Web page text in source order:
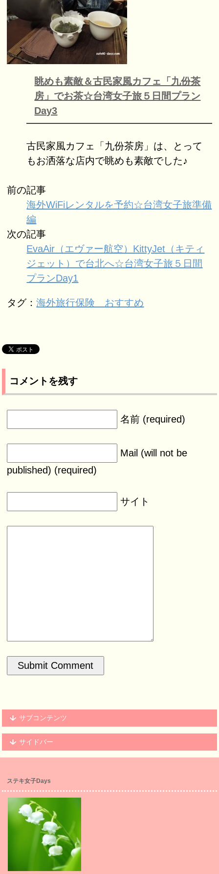
眺めも素敵＆古民家風カフェ「九份茶
房」でお茶☆台湾女子旅５日間プラン
Day3
古民家風カフェ「九份茶房」は、とって
もお洒落な店内で眺めも素敵でした♪
前の記事
海外WiFiレンタルを予約☆台湾女子旅準備
編
次の記事
EvaAir（エヴァー航空）KittyJet（キティ
ジェット）で台北へ☆台湾女子旅５日間
プランDay1
タグ：海外旅行保険 おすすめ
コメントを残す
名前 (required)
Mail (will not be
published) (required)
サイト
サブコンテンツ
サイドバー
ステキ女子Days